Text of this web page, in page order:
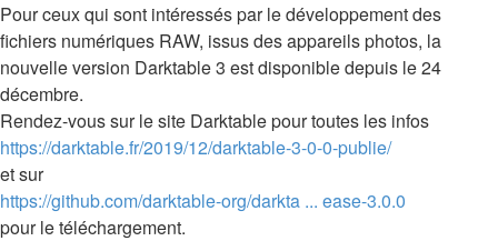
Pour ceux qui sont intéressés par le développement des
fichiers numériques RAW, issus des appareils photos, la
nouvelle version Darktable 3 est disponible depuis le 24
décembre.
Rendez-vous sur le site Darktable pour toutes les infos
https://darktable.fr/2019/12/darktable-3-0-0-publie/
et sur
https://github.com/darktable-org/darkta ... ease-3.0.0
pour le téléchargement.